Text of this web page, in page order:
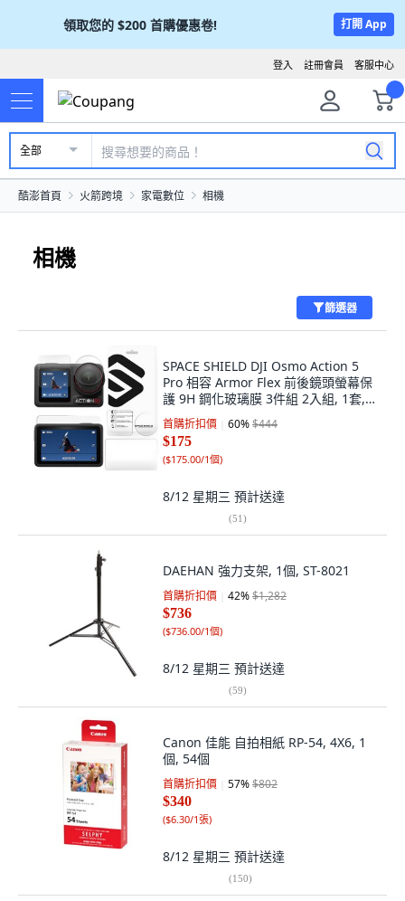
領取您的 $200 首購優惠卷! 打開 App
客服中心
註冊會員
登入
全部
酷澎首頁 火箭跨境 家電數位 相機
相機
篩選器
SPACE SHIELD DJI Osmo Action 5
Pro 相容 Armor Flex 前後鏡頭螢幕保
護 9H 鋼化玻璃膜 3件組 2入組, 1套,
單一商品
首購折扣價 60%$444
$175
($175.00/1個)
8/12 星期三 預計送達
(51)
DAEHAN 強力支架, 1個, ST-8021
首購折扣價 42%$1,282
$736
($736.00/1個)
8/12 星期三 預計送達
(59)
Canon 佳能 自拍相紙 RP-54, 4X6, 1
個, 54個
首購折扣價 57%$802
$340
($6.30/1張)
8/12 星期三 預計送達
(150)